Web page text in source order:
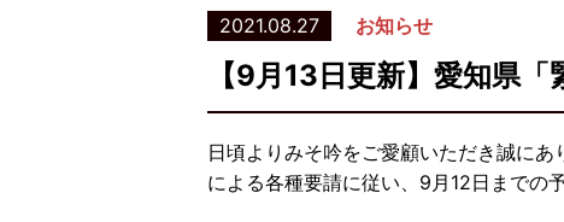
2021.08.27 お知らせ
【9月13日更新】愛知県
日頃よりみそ吟をご愛顧いただき誠に
による各種要請に従い、9月12日までの